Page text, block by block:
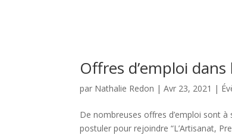
Offres d’emploi
par Nathalie Redon |Avr 23, 2021 |
De nombreuses offres d’emploi sont à
postuler pour rejoindre “L’Artisanat,